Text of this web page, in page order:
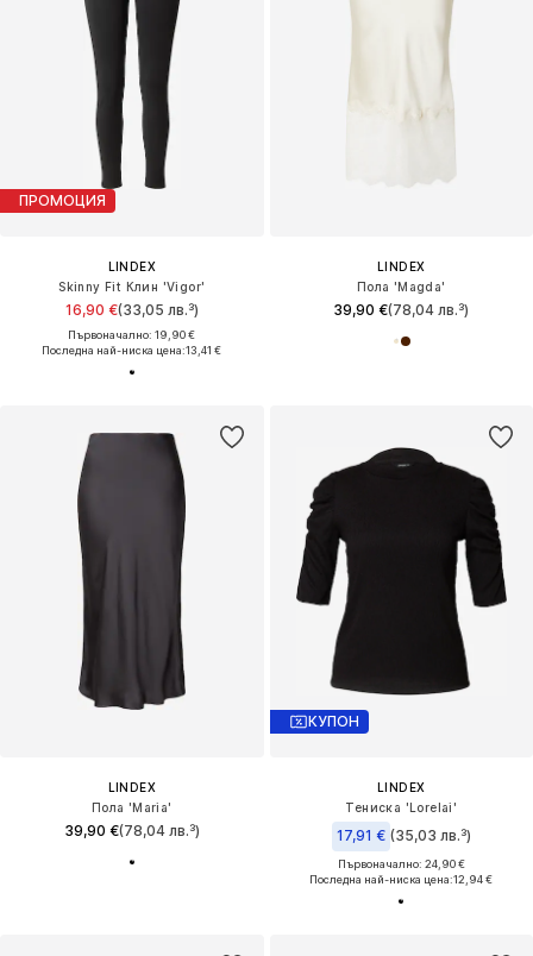
ПРОМОЦИЯ
LINDEX
Skinny Fit Клин 'Vigor'
16,90 €(33,05 лв.³)
Първоначално: 19,90 €
Последна най-ниска цена:13,41 €
LINDEX
Пола 'Magda'
39,90 €(78,04 лв.³)
LINDEX
Пола 'Maria'
39,90 €(78,04 лв.³)
КУПОН
LINDEX
Тениска 'Lorelai'
17,91 € (35,03 лв.³)
Първоначално: 24,90 €
Последна най-ниска цена:12,94 €